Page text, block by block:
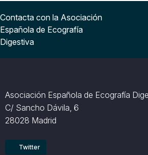
Contacta con la Asociación
Española de Ecografía
Digestiva
Asociación Española de Ecografía
C/ Sancho Dávila, 6
28028 Madrid
Twitter